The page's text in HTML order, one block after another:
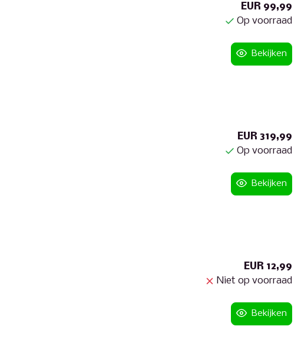
EUR 99,99
Op voorraad
Bekijken
EUR 319,99
Op voorraad
Bekijken
EUR 12,99
Niet op voorraad
Bekijken